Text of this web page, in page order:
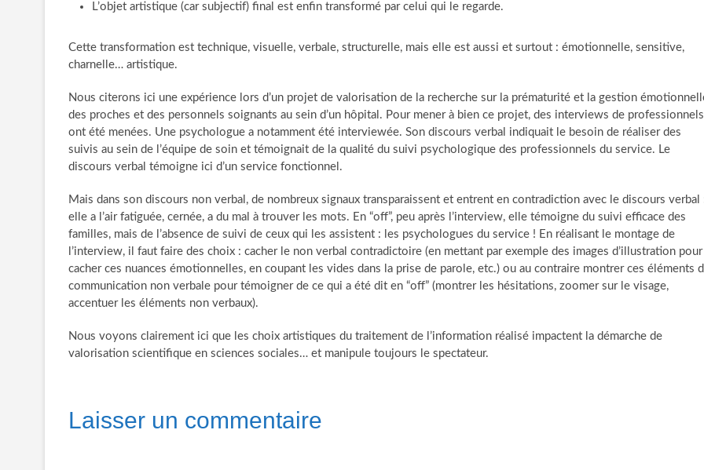
L’objet artistique (car subjectif) final est enfin transformé par celui qui le regarde.
Cette transformation est technique, visuelle, verbale, structurelle, mais elle est aussi et surtout : émotionnelle, sensitive,
charnelle… artistique.
Nous citerons ici une expérience lors d’un projet de valorisation de la recherche sur la prématurité et la gestion
des proches et des personnels soignants au sein d’un hôpital. Pour mener à bien ce projet, des interviews de professionnels
ont été menées. Une psychologue a notamment été interviewée. Son discours verbal indiquait le besoin de réaliser des
suivis au sein de l’équipe de soin et témoignait de la qualité du suivi psychologique des professionnels du service. Le
discours verbal témoigne ici d’un service fonctionnel.
Mais dans son discours non verbal, de nombreux signaux transparaissent et entrent en contradiction avec le discours verbal
elle a l’air fatiguée, cernée, a du mal à trouver les mots. En “off”, peu après l’interview, elle témoigne du suivi efficace des
familles, mais de l’absence de suivi de ceux qui les assistent : les psychologues du service ! En réalisant le montage de
l’interview, il faut faire des choix : cacher le non verbal contradictoire (en mettant par exemple des images d’illustration pour
cacher ces nuances émotionnelles, en coupant les vides dans la prise de parole, etc.) ou au contraire montrer ces éléments
communication non verbale pour témoigner de ce qui a été dit en “off” (montrer les hésitations, zoomer sur le visage,
accentuer les éléments non verbaux).
Nous voyons clairement ici que les choix artistiques du traitement de l’information réalisé impactent la démarche de
valorisation scientifique en sciences sociales… et manipule toujours le spectateur.
Laisser un commentaire